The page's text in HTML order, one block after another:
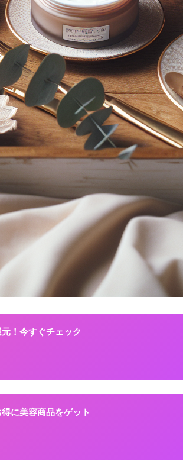
！今すぐチェック
に美容商品をゲット